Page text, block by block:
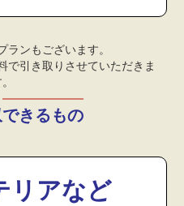
ンもございます。
引き取りさせていただきま
きるもの
リアなど